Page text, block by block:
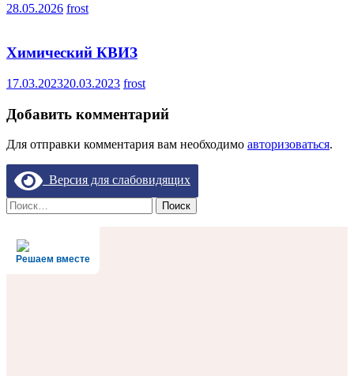
28.05.2026 frost
Химический КВИЗ
17.03.202320.03.2023 frost
Добавить комментарий
Для отправки комментария вам необходимо авторизоваться.
Версия для слабовидящих
Найти:
Решаем вместе